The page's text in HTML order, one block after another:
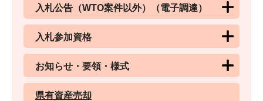
入札公告（WTO案件以外）（電子調達）
入札参加資格
お知らせ・要領・様式
県有資産売却